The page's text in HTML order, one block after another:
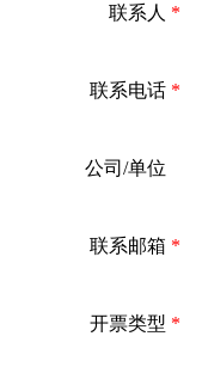
联系人 *
联系电话 *
公司/单位
联系邮箱 *
开票类型 *